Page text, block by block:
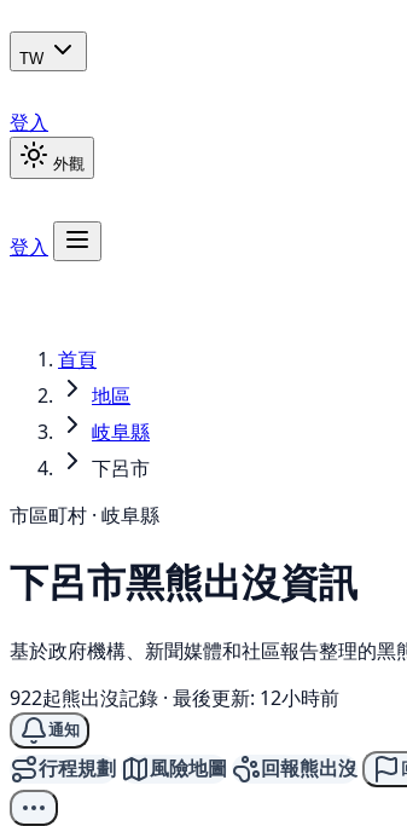
TW
登入
外觀
登入
首頁
地區
岐阜縣
下呂市
市區町村 · 岐阜縣
下呂市黑熊出沒資訊
基於政府機構、新聞媒體和社區報告整理的黑
922起熊出沒記錄 · 最後更新: 12小時前
通知
行程規劃 風險地圖 回報熊出沒